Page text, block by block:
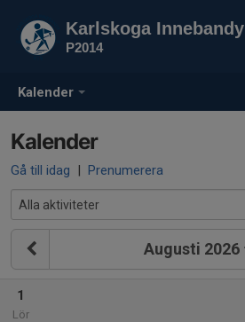
Kalender
Karlskoga Innebandy
P2014
Kalender
Gå till idag | Prenumerera
Augusti 2026
1
Lör